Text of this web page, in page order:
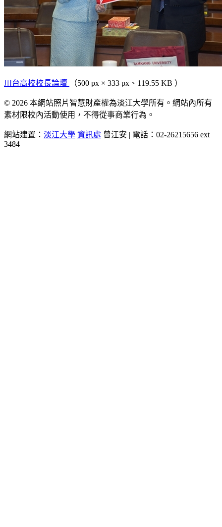
川台高校校長論壇 （500 px × 333 px、119.55 KB ）
© 2026 本網站照片智慧財產權為淡江大學所有。網站內所有
素材限校內活動使用，不得從事商業行為。
網站建置： 淡江大學 資訊處 曾江安 | 電話：02-26215656 ext
3484